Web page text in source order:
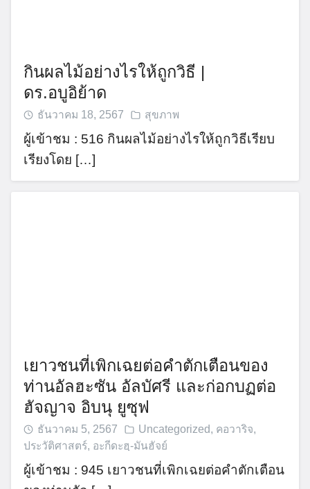
กินผลไม้อย่างไรให้ถูกวิธี |
ดร.อบูอิย้าด
ธันวาคม 18, 2567 สุขภาพ
ผู้เข้าชม : 516 กินผลไม้อย่างไรให้ถูกวิธีเรียบ
เรียงโดย […]
เยาวชนที่เพิกเฉยต่อคำตักเตือนของ
ท่านอัลฮะซัน อัลบัศรี และก่อกบฏต่อ
ฮัจญาจ อิบนุ ยูซุฟ
ธันวาคม 5, 2567 Uncategorized, คอวาริจ,
ประวัติศาสตร์, อะกีดะฮฺ-มันฮัจย์
ผู้เข้าชม : 945 เยาวชนที่เพิกเฉยต่อคำตักเตือน